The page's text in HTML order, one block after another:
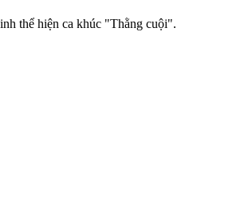
thể hiện ca khúc "Thằng cuội".